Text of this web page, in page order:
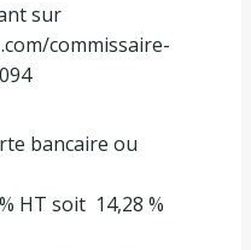
sur
commissaire-
bancaire ou
HT soit 14,28 %